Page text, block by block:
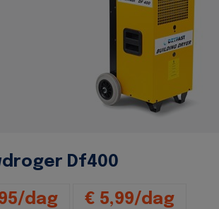
Df400
dag € 5,99/dag